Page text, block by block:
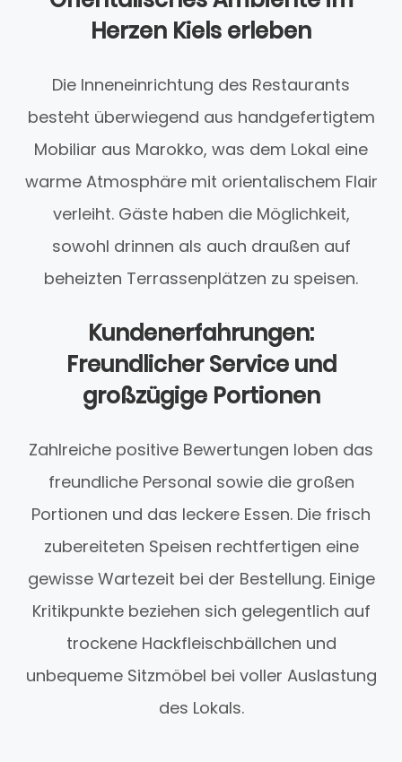
Herzen Kiels erleben
Die Inneneinrichtung des Restaurants
besteht überwiegend aus handgefertigtem
Mobiliar aus Marokko, was dem Lokal eine
warme Atmosphäre mit orientalischem Flair
verleiht. Gäste haben die Möglichkeit,
sowohl drinnen als auch draußen auf
beheizten Terrassenplätzen zu speisen.
Kundenerfahrungen:
Freundlicher Service und
großzügige Portionen
Zahlreiche positive Bewertungen loben das
freundliche Personal sowie die großen
Portionen und das leckere Essen. Die frisch
zubereiteten Speisen rechtfertigen eine
gewisse Wartezeit bei der Bestellung. Einige
Kritikpunkte beziehen sich gelegentlich auf
trockene Hackfleischbällchen und
unbequeme Sitzmöbel bei voller Auslastung
des Lokals.